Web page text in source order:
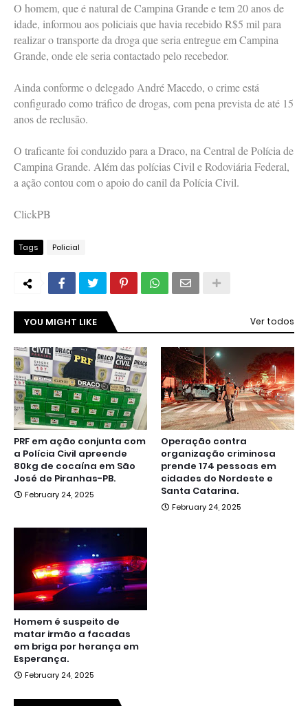
O homem, que é natural de Campina Grande e tem 20 anos de
idade, informou aos policiais que havia recebido R$5 mil para
realizar o transporte da droga que seria entregue em Campina
Grande, onde ele seria contactado pelo recebedor.
Ainda conforme o delegado André Macedo, o crime está
configurado como tráfico de drogas, com pena prevista de até 15
anos de reclusão.
O traficante foi conduzido para a Draco, na Central de Polícia de
Campina Grande. Além das polícias Civil e Rodoviária Federal,
a ação contou com o apoio do canil da Polícia Civil.
ClickPB
Tags Policial
YOU MIGHT LIKE Ver todos
PRF em ação conjunta com
a Polícia Civil apreende
80kg de cocaína em São
José de Piranhas-PB.
February 24, 2025
Operação contra
organização criminosa
prende 174 pessoas em
cidades do Nordeste e
Santa Catarina.
February 24, 2025
Homem é suspeito de
matar irmão a facadas
em briga por herança em
Esperança.
February 24, 2025